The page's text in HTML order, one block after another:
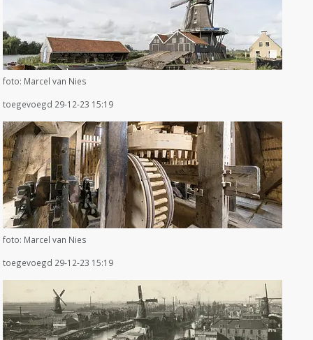
foto: Marcel van Nies
toegevoegd 29-12-23 15:19
foto: Marcel van Nies
toegevoegd 29-12-23 15:19